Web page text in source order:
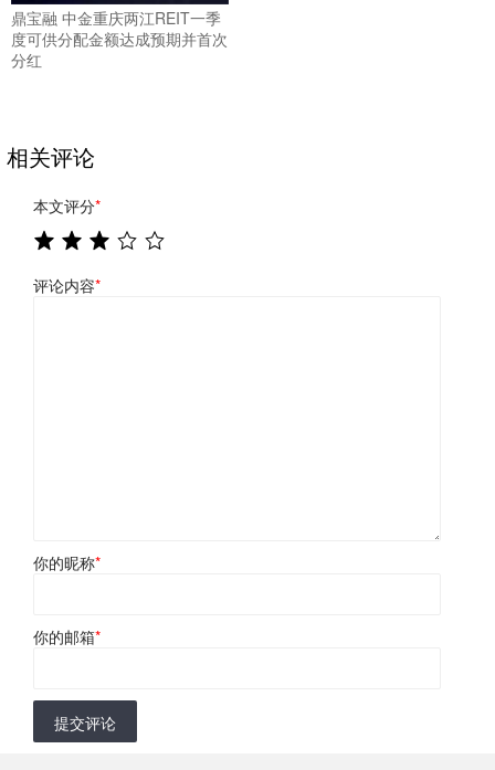
鼎宝融 中金重庆两江REIT一季
度可供分配金额达成预期并首次
分红
相关评论
本文评分*
评论内容*
你的昵称*
你的邮箱*
提交评论